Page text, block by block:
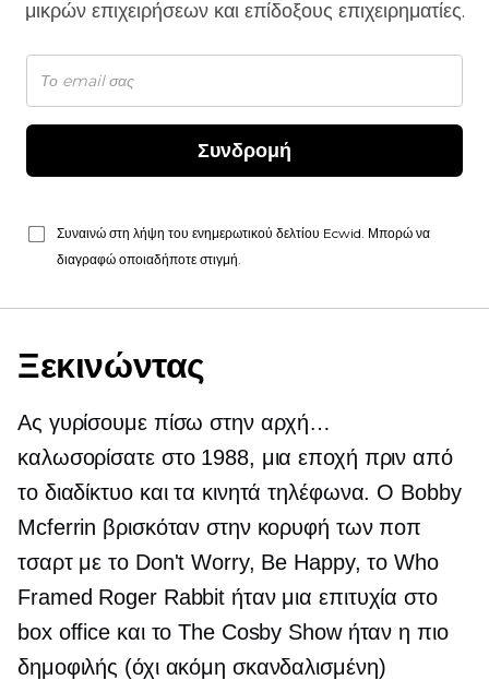
μικρών επιχειρήσεων και επίδοξους επιχειρηματίες.
Συνδρομή
Συναινώ στη λήψη του ενημερωτικού δελτίου Ecwid. Μπορώ να
διαγραφώ οποιαδήποτε στιγμή.
Ξεκινώντας
Ας γυρίσουμε πίσω στην αρχή…
καλωσορίσατε στο 1988, μια εποχή πριν από
το διαδίκτυο και τα κινητά τηλέφωνα. Ο Bobby
Mcferrin βρισκόταν στην κορυφή των ποπ
τσαρτ με το Don't Worry, Be Happy, το Who
Framed Roger Rabbit ήταν μια επιτυχία στο
box office και το The Cosby Show ήταν η πιο
δημοφιλής (όχι ακόμη σκανδαλισμένη)